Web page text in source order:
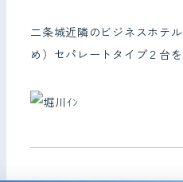
二条城近隣のビジネスホテ
め）セパレートタイプ２台を